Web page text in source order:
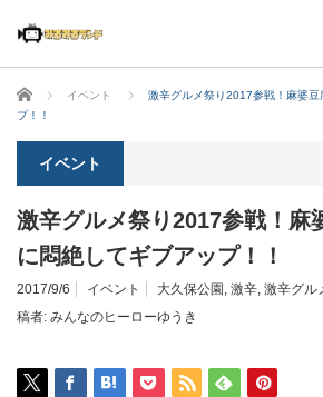
ホーム イベント
激辛グルメ祭り2017参戦！麻婆
プ！！
イベント
激辛グルメ祭り2017参戦！麻
に悶絶してギブアップ！！
2017/9/6 イベント 大久保公園 , 激辛, 激辛グル
稿者: みんなのヒーローゆうき